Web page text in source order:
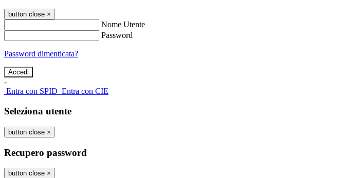
button close ×
Nome Utente
Password
Password dimenticata?
-
Entra con SPID Entra con CIE
Seleziona utente
button close ×
Recupero password
button close ×